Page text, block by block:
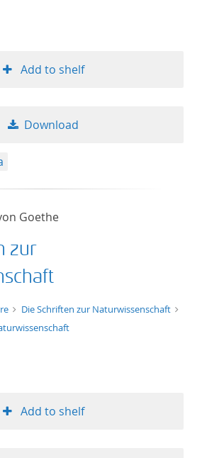
Add to shelf
Download
Goethe
zur
Die Schriften zur Naturwissenschaft
Add to shelf